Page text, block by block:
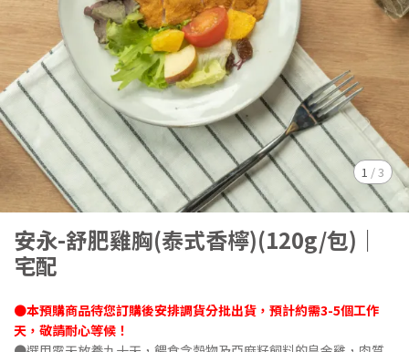
1 /3
安永-舒肥雞胸(泰式香檸)(120g/包)｜
宅配
●本預購商品待您訂購後安排調貨分批出貨，預計約需3-5個工作
天，敬請耐心等候！